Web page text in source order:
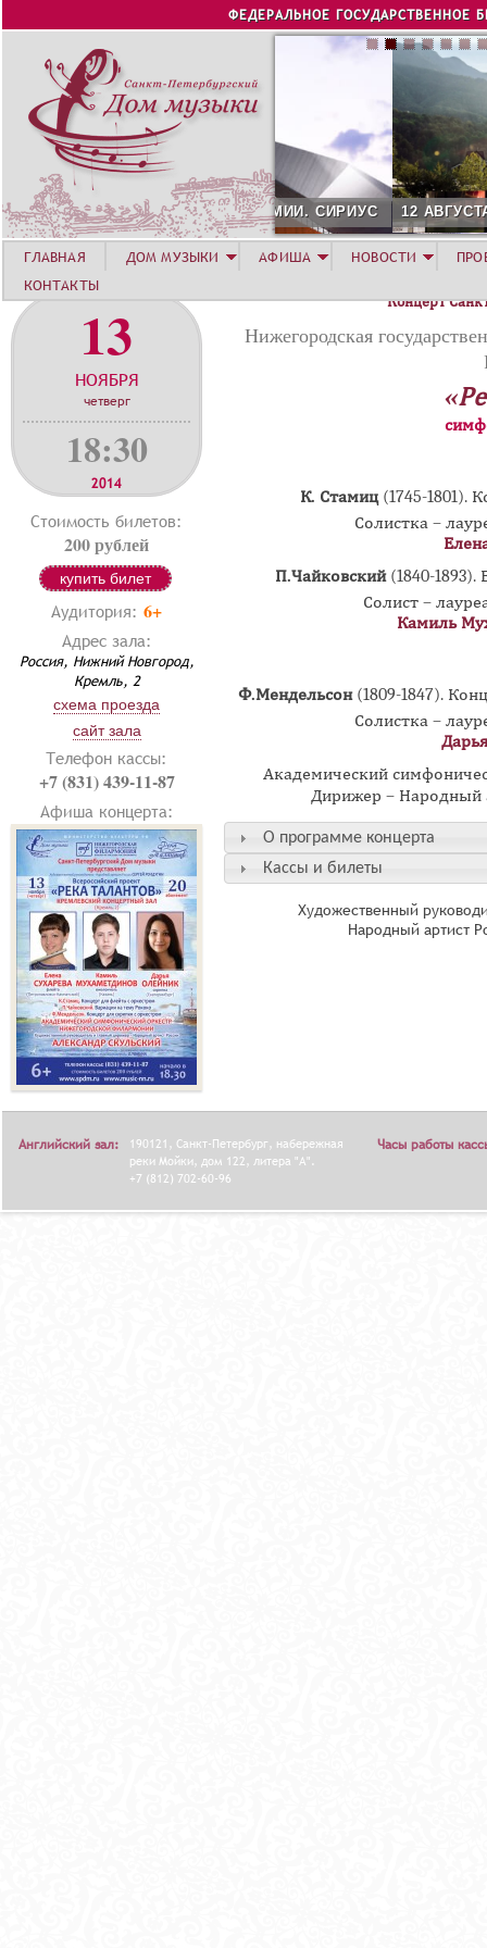
Jump to navigation
ФЕДЕРАЛЬНОЕ ГОСУДАРСТВЕННОЕ
12 АВГУСТА. КОНЦЕРТ
13
НОЯБРЯ
четверг
18:30
2014
Стоимость билетов:
200 рублей
купить билет
Аудитория: 6+
Адрес зала:
Россия, Нижний Новгород,
Кремль, 2
схема проезда
сайт зала
Телефон кассы:
+7 (831) 439-11-87
Афиша концерта:
Концерт
Нижегородская
К. Стамиц(1745-1801).
Солистка –
П.Чайковский(1840-
Солист –
Камиль
Ф.Мендельсон (1809-1847).
Солистка –
Академический
Дирижер – Народный
О программе концерта
Кассы и билеты
Художественный
Народный артист
ГЛАВНАЯ ДОМ МУЗЫКИ АФИША НОВОСТИ
КОНТАКТЫ
Английский зал:
190121, Санкт-Петербург, набережная
реки Мойки, дом 122, литера "А".
+7 (812) 702-60-96
Часы работы